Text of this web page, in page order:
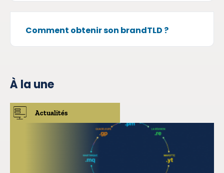
Comment obtenir son brandTLD ?
À la une
Actualités